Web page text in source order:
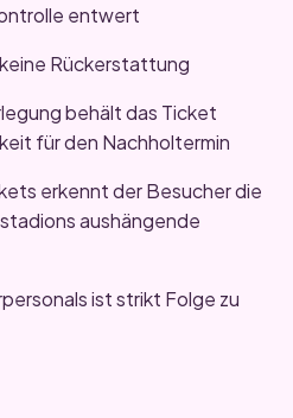
entwert
Rückerstattung
behält das Ticket
für den Nachholtermin
erkennt der Besucher die
aushängende
ist strikt Folge zu